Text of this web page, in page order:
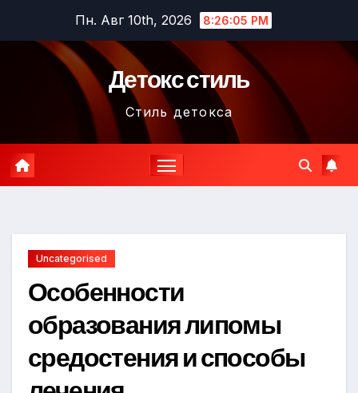
содержимому
Пн. Авг 10th, 2026 8:26:06 PM
Детокс стиль
Стиль детокса
Uncategorised
Особенности
образования липомы
средостения и способы